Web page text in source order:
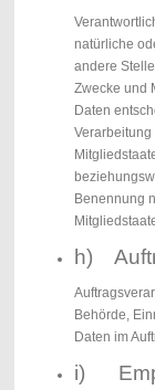
natürliche
andere
Zwecke und
Daten
Benennung
h)
Behörde,
Daten im
i)